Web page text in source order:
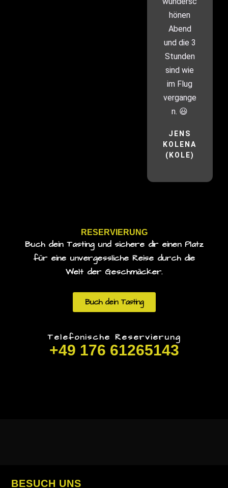
hönen
Abend
und die 3
Stunden
sind wie
im Flug
vergange
n. 😃
JENS
KOLENA
(KOLE)
RESERVIERUNG
Buch dein Tasting und sichere dir einen Platz
für eine unvergessliche Reise durch die
Welt der Geschmäcker.
Buch dein Tasting
Telefonische Reservierung
+49 176 61265143
BESUCH UNS